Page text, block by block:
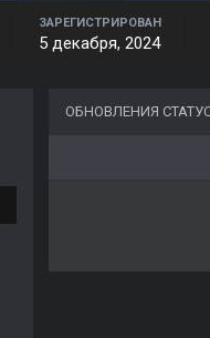
ЗАРЕГИСТРИРОВАН
5 декабря, 2024
ОБНОВЛЕНИЯ